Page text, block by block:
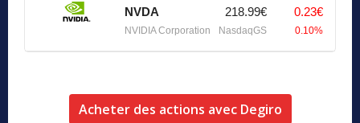
NVDA
NVIDIA Corporation
218.99€
NasdaqGS
0.23€
0.10%
Acheter des actions avec Degiro